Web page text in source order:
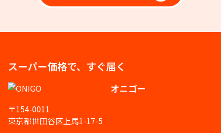
スーパー価格で、すぐ届く
オニゴー
〒154-0011
東京都世田谷区上馬1-17-5